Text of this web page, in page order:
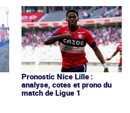
Pronostic Nice Lille :
analyse, cotes et prono du
match de Ligue 1